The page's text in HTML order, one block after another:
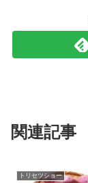
関連記事
トリセツショー